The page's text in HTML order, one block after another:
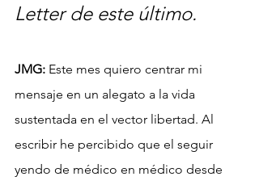
Letter de este último.
JMG: Este mes quiero centrar mi
mensaje en un alegato a la vida
sustentada en el vector libertad. Al
escribir he percibido que el seguir
yendo de médico en médico desde